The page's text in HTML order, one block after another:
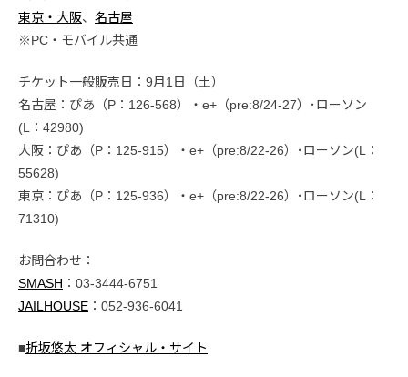
東京・大阪、 名古屋
※PC・モバイル共通
チケット一般販売日：9月1日（土）
名古屋：ぴあ（P：126-568）・e+（pre:8/24-27）･ローソン
(L：42980)
大阪：ぴあ（P：125-915）・e+（pre:8/22-26）･ローソン(L：
55628)
東京：ぴあ（P：125-936）・e+（pre:8/22-26）･ローソン(L：
71310)
お問合わせ：
SMASH ：03-3444-6751
JAILHOUSE ：052-936-6041
■折坂悠太 オフィシャル・サイト